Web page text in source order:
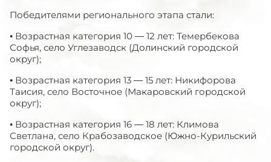
Победителями регионального этапа стали:
• Возрастная категория 10 — 12 лет: Темербекова
Софья, село Углезаводск (Долинский городской
округ);
• Возрастная категория 13 — 15 лет: Никифорова
Таисия, село Восточное (Макаровский городской
округ);
• Возрастная категория 16 — 18 лет: Климова
Светлана, село Крабозаводское (Южно-Курильский
городской округ).